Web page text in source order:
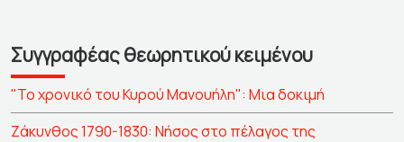
Συγγραφέας θεωρητικού κειμένου
"Το χρονικό του Κυρού Μανουήλη": Μια δοκιμή
Ζάκυνθος 1790-1830: Νήσος στο πέλαγος της